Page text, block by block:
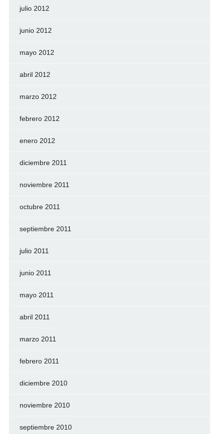
julio 2012
junio 2012
mayo 2012
abril 2012
marzo 2012
febrero 2012
enero 2012
diciembre 2011
noviembre 2011
octubre 2011
septiembre 2011
julio 2011
junio 2011
mayo 2011
abril 2011
marzo 2011
febrero 2011
diciembre 2010
noviembre 2010
septiembre 2010